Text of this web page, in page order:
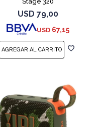
USD 79,00
USD 67,15